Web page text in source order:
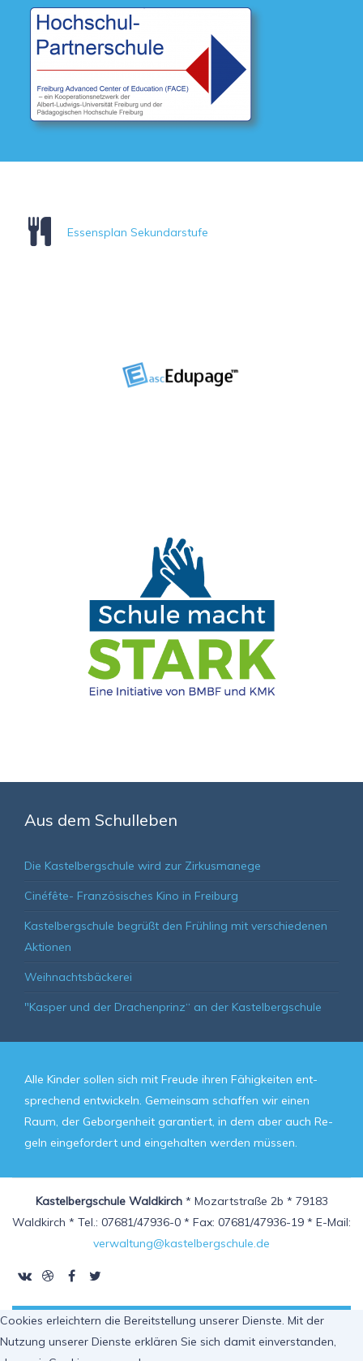
Essensplan Sekundarstufe
Aus dem Schulleben
Die Kastelbergschule wird zur Zirkusmanege
Cinéfête- Französisches Kino in Freiburg
Kastelbergschule begrüßt den Frühling mit verschiedenen
Aktionen
Weihnachtsbäckerei
"Kasper und der Drachenprinz“ an der Kastelbergschule
Alle Kin­der sol­len sich mit Freu­de ih­ren Fä­hig­kei­ten ent­
spre­chend ent­wickeln. Ge­mein­sam schaf­fen wir ei­nen
Raum, der Ge­bor­gen­heit ga­ran­tiert, in dem aber auch Re­
geln ein­ge­for­dert und ein­ge­hal­ten wer­den müs­sen.
Kastelbergschule Waldkirch* Mozartstraße 2b * 79183
Waldkirch * Tel.: 07681/47936-0 * Fax: 07681/47936-19 * E-Mail:
verwaltung@kastelbergschule.de
Cookies erleichtern die Bereitstellung unserer Dienste. Mit der
Nutzung unserer Dienste erklären Sie sich damit einverstanden,